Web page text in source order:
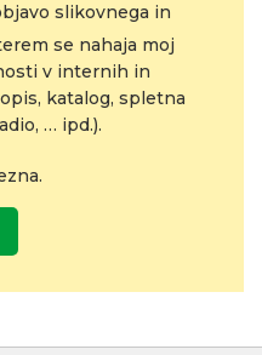
slikovnega in
se nahaja moj
v internih in
katalog, spletna
… ipd.).